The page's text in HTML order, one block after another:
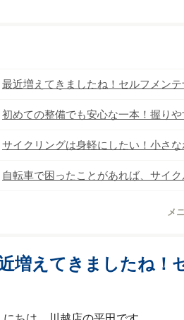
最近増えてきましたね！セルフメンテ
初めての整備でも安心な一本！握り
サイクリングは身軽にしたい！小さ
自転車で困ったことがあれば、サイ
メ
増えてきましたね！